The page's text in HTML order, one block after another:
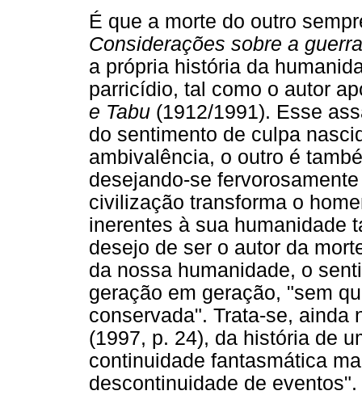
É que a morte do outro
Considerações sobre a
a própria história da
parricídio, tal como o autor
e Tabu (1912/1991). Esse
do sentimento de culpa
ambivalência, o outro é
desejando-se
civilização transforma o
inerentes à sua humanidade
desejo de ser o autor da
da nossa humanidade, o
geração em geração, "sem
conservada". Trata-se, ainda
(1997, p. 24), da história de
continuidade fantasmática
descontinuidade de eventos".